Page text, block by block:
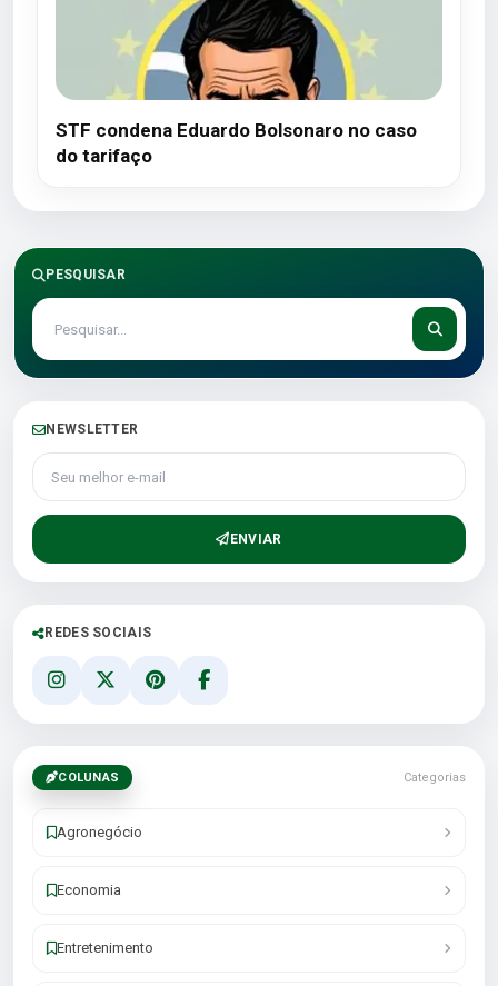
STF condena Eduardo Bolsonaro no caso
do tarifaço
PESQUISAR
NEWSLETTER
Seu melhor e-mail
ENVIAR
REDES SOCIAIS
COLUNAS Categorias
Agronegócio
Economia
Entretenimento